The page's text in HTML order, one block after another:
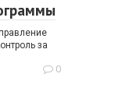
за
0